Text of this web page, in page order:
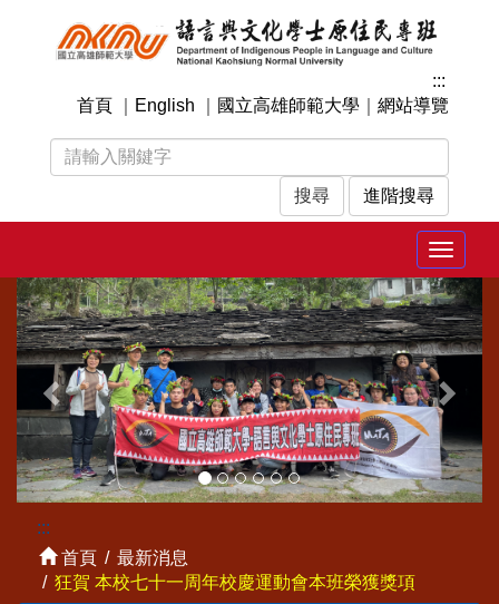
:::
首頁
English 國立高雄師範大學 網站導覽
進階搜尋
Toggle
上
一
張
下
一
:::
首頁
最新消息
狂賀 本校七十一周年校慶運動會本班榮獲獎項